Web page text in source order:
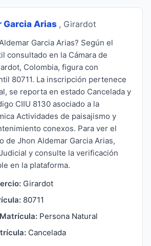
Garcia Arias , Girardot
Garcia Arias? Según el
consultado en la Cámara de
Colombia, figura con
80711. La inscripción pertenece
se reporta en estado Cancelada y
CIIU 8130 asociado a la
Actividades de paisajismo y
conexos. Para ver el
de Jhon Aldemar Garcia Arias,
y consulte la verificación
en la plataforma.
Girardot
80711
Persona Natural
Cancelada